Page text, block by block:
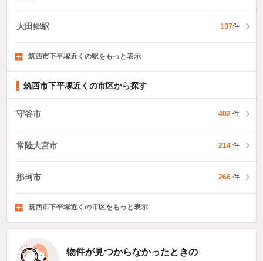
大田郷駅 107件
川島駅91 件
ひぐち駅 6件
下館駅190件
筑西市下平塚近くの駅をもっと表示
筑西市下平塚近くの市区から探す
守谷市 402 件
常陸大宮市 214 件
那珂市 266 件
坂東市139件
稲敷市56 件
かすみがうら市258件
筑西市下平塚近くの市区をもっと表示
物件が見つからなかったときの